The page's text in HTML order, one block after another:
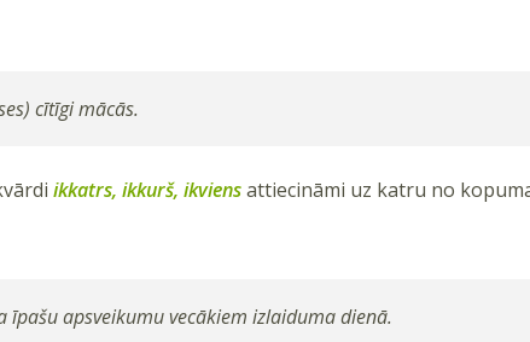
cītīgi mācās.
ikkatrs, ikkurš, ikviensattiecināmi uz katru no
īpašu apsveikumu vecākiem izlaiduma dienā.